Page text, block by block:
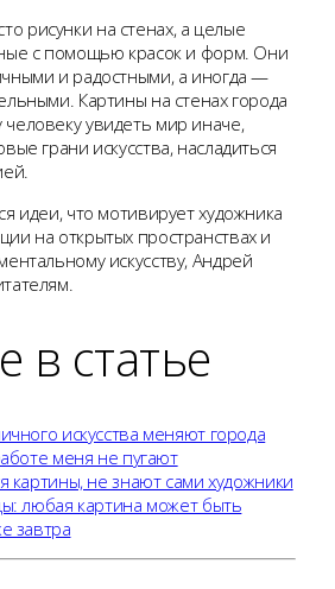
рисунки на стенах, а целые
с помощью красок и форм. Они
и радостными, а иногда —
Картины на стенах города
увидеть мир иначе,
грани искусства, насладиться
идеи, что мотивирует художника
на открытых пространствах и
искусству, Андрей
в статье
искусства меняют города
меня не пугают
картины, не знают сами художники
любая картина может быть
завтра